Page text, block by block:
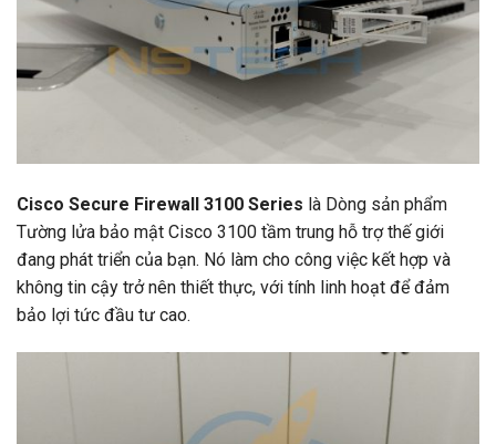
Cisco Secure Firewall 3100 Series là Dòng sản phẩm
Tường lửa bảo mật Cisco 3100 tầm trung hỗ trợ thế giới
đang phát triển của bạn. Nó làm cho công việc kết hợp và
không tin cậy trở nên thiết thực, với tính linh hoạt để đảm
bảo lợi tức đầu tư cao.